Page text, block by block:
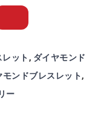
ット, ダイヤモンド
ンドブレスレット,
ー